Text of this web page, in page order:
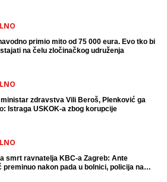
primio mito od 75 000 eura. Evo tko bi
na čelu zločinačkog udruženja
zdravstva Vili Beroš, Plenković ga
Istraga USKOK-a zbog korupcije
smrt ravnatelja KBC-a Zagreb: Ante
preminuo nakon pada u bolnici, policija na